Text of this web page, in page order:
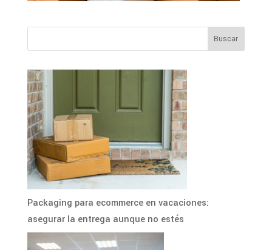
Packaging para ecommerce en vacaciones:
asegurar la entrega aunque no estés